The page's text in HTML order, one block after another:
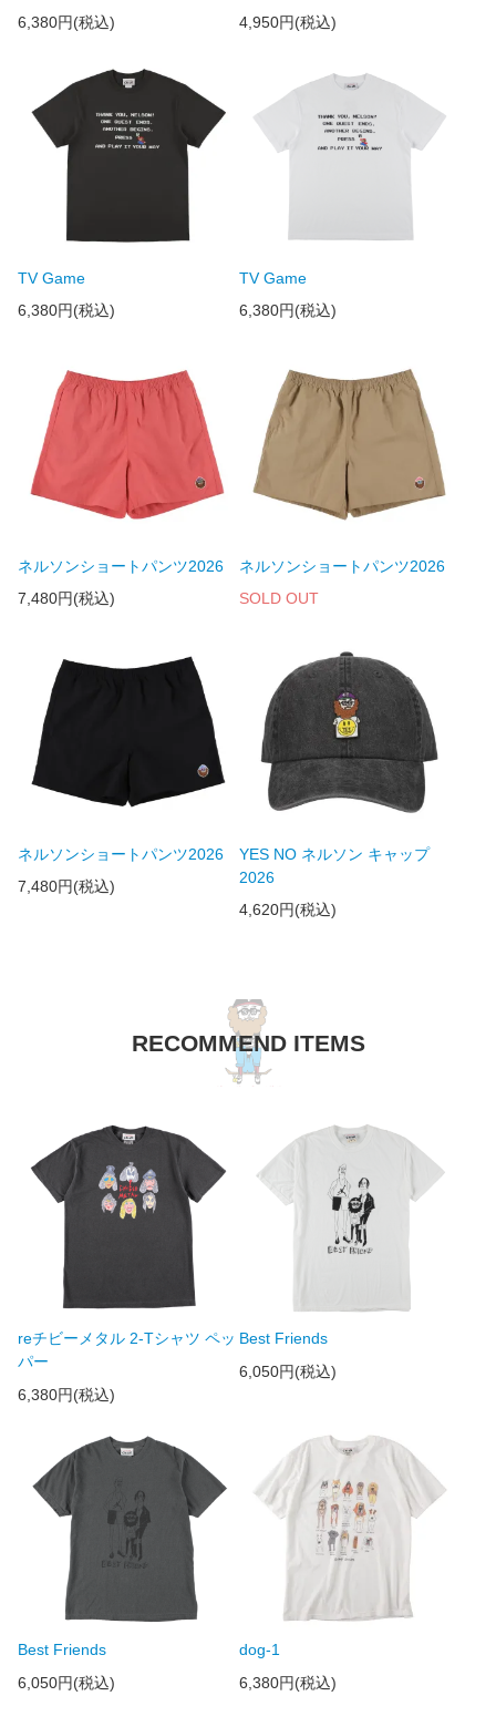
6,380円(税込)
4,950円(税込)
TV Game
6,380円(税込)
TV Game
6,380円(税込)
ネルソンショートパンツ2026
7,480円(税込)
ネルソンショートパンツ2026
SOLD OUT
ネルソンショートパンツ2026
7,480円(税込)
YES NO ネルソン キャップ
2026
4,620円(税込)
RECOMMEND ITEMS
reチビーメタル 2-Tシャツ ペッ
パー
6,380円(税込)
Best Friends
6,050円(税込)
Best Friends
6,050円(税込)
dog-1
6,380円(税込)